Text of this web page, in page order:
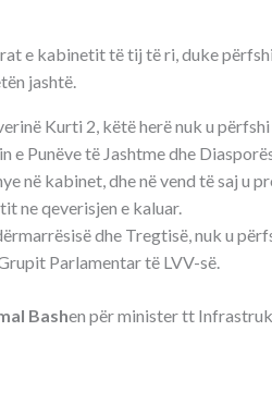
e kabinetit të tij të ri, duke
jashtë.
Kurti 2, këtë herë nuk u përfshi
e Punëve të Jashtme dhe
në kabinet, dhe në vend të saj u
ne qeverisjen e kaluar.
dhe Tregtisë, nuk u
Parlamentar të LVV-së.
Bashen për minister tt